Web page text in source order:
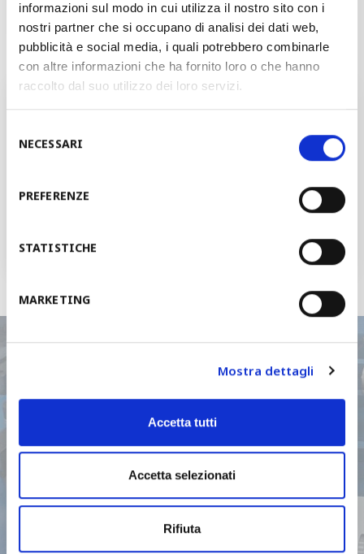
informazioni sul modo in cui utilizza il nostro sito con i
nostri partner che si occupano di analisi dei dati web,
pubblicità e social media, i quali potrebbero combinarle
con altre informazioni che ha fornito loro o che hanno
raccolto dal suo utilizzo dei loro servizi.
delNECESSARI
PREFERENZE
STATISTICHE
MARKETING
Mostra dettagli
Accetta tutti
Accetta selezionati
Rifiuta
我们将会于48个小时之内联系您
我们能帮助您做什么？
请联系我们的销售网络或服务部门
联系我们